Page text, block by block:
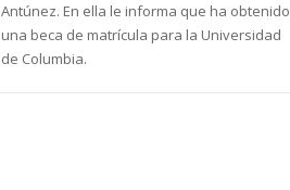
Antúnez. En ella le informa que ha obtenido
una beca de matrícula para la Universidad
de Columbia.